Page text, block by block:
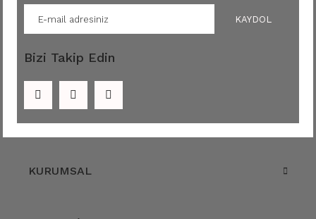
KAYDOL
Bizi Takip Edin
KURUMSAL